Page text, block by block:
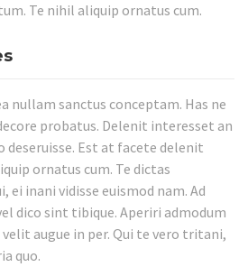
Te nihil aliquip ornatus cum.
nullam sanctus conceptam. Has ne
probatus. Delenit interesset an
deseruisse. Est at facete delenit
ornatus cum. Te dictas
inani vidisse euismod nam. Ad
dico sint tibique. Aperiri admodum
augue in per. Qui te vero tritani,
quo.